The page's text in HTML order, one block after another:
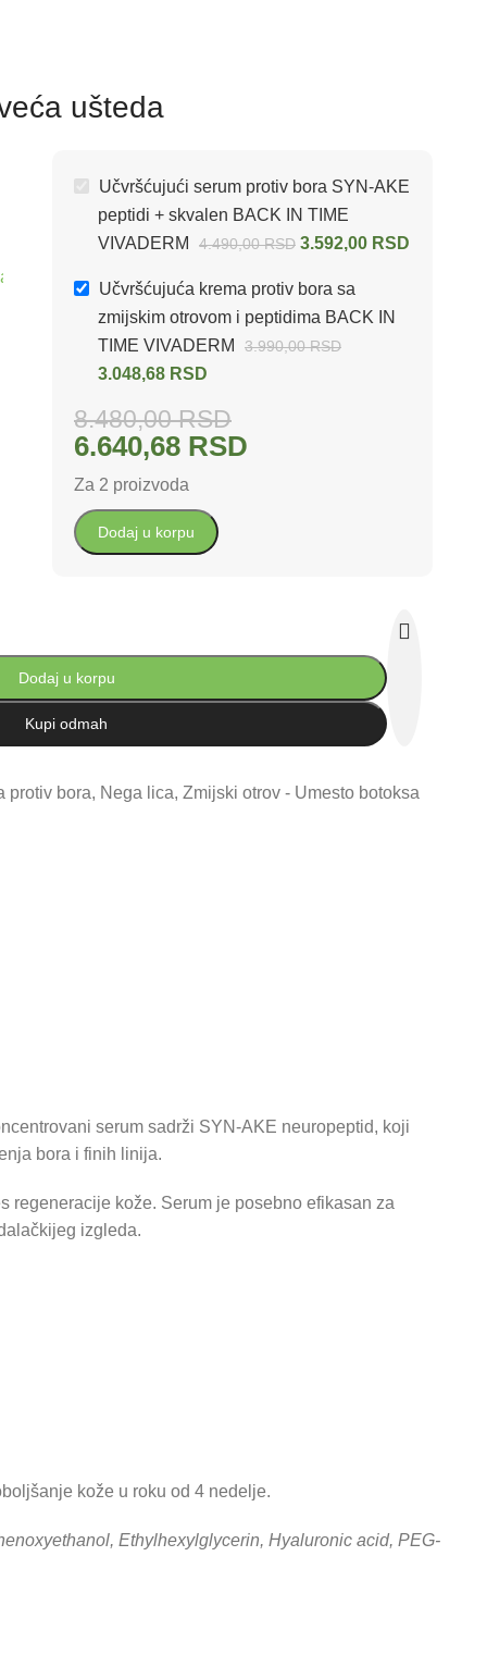
ušteda
protiv bora Zmijski otrov - Umesto botoksa
Učvršćujući serum protiv bora SYN-AKE
peptidi + skvalen BACK IN TIME
VIVADERM
4.490,00RSD 3.592,00 RSD
Učvršćujuća krema protiv bora sa
zmijskim otrovom i peptidima BACK IN
TIME VIVADERM
3.990,00RSD
3.048,68 RSD
8.480,00RSD
6.640,68 RSD
Za 2 proizvoda
Dodaj u korpu
Dodaj u korpu
Kupi odmah
protiv bora, Nega lica, Zmijski otrov - Umesto botoksa
serum sadrži SYN-AKE neuropeptid, koji
bora i finih linija.
kože. Serum je posebno efikasan za
izgleda.
kože u roku od 4 nedelje.
Ethylhexylglycerin, Hyaluronic acid, PEG-